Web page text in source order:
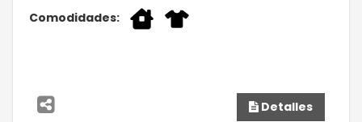
Comodidades:
Detalles